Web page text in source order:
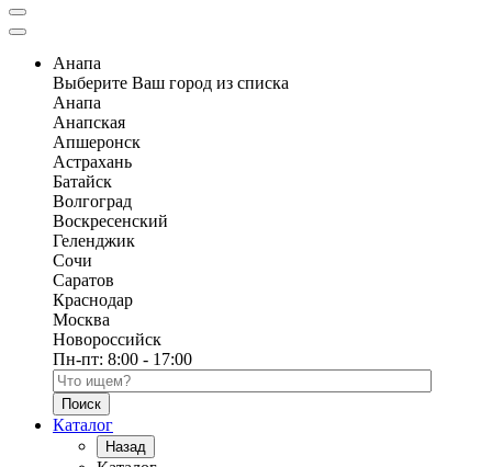
Анапа
Выберите Ваш город из списка
Анапа
Анапская
Апшеронск
Астрахань
Батайск
Волгоград
Воскресенский
Геленджик
Сочи
Саратов
Краснодар
Москва
Новороссийск
Пн-пт: 8:00 - 17:00
Поиск по каталогу
Каталог
Назад